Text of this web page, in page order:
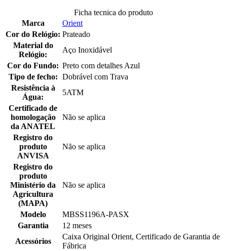
Ficha tecnica do produto
Marca
Orient
Cor do Relógio: Prateado
Material do
Relógio:
Aço Inoxidável
Cor do Fundo: Preto com detalhes Azul
Tipo de fecho: Dobrável com Trava
Resistência à
Água:
5ATM
Certificado de
homologação
da ANATEL
Não se aplica
Registro do
produto
ANVISA
Não se aplica
Registro do
produto
Ministério da
Agricultura
(MAPA)
Não se aplica
Modelo
MBSS1196A-PASX
Garantia
12 meses
Acessórios
Caixa Original Orient, Certificado de Garantia de
Fábrica